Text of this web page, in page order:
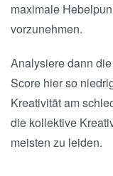
maximale
vorzunehmen.
Analysiere dann
Score hier so
Kreativität am
die kollektive
meisten zu leiden.